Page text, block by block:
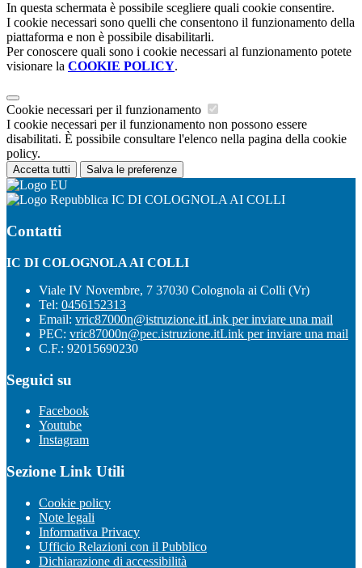
In questa schermata è possibile scegliere quali cookie consentire.
I cookie necessari sono quelli che consentono il funzionamento della
piattaforma e non è possibile disabilitarli.
Per conoscere quali sono i cookie necessari al funzionamento potete
visionare la COOKIE POLICY.
Cookie necessari per il funzionamento
I cookie necessari per il funzionamento non possono essere
disabilitati. È possibile consultare l'elenco nella pagina della cookie
policy.
Accetta tutti Salva le preferenze
IC DI COLOGNOLA AI COLLI
Contatti
IC DI COLOGNOLA AI COLLI
Viale IV Novembre, 7 37030 Colognola ai Colli (Vr)
Tel: 0456152313
Email: vric87000n@istruzione.itLink per inviare una mail
PEC: vric87000n@pec.istruzione.itLink per inviare una mail
C.F.: 92015690230
Seguici su
Facebook
Youtube
Instagram
Sezione Link Utili
Cookie policy
Note legali
Informativa Privacy
Ufficio Relazioni con il Pubblico
Dichiarazione di accessibilità